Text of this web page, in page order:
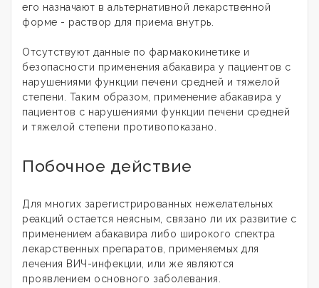
его назначают в альтернативной лекарственной
форме - раствор для приема внутрь.
Отсутствуют данные по фармакокинетике и
безопасности применения абакавира у пациентов с
нарушениями функции печени средней и тяжелой
степени. Таким образом, применение абакавира у
пациентов с нарушениями функции печени средней
и тяжелой степени противопоказано.
Побочное действие
Для многих зарегистрированных нежелательных
реакций остается неясным, связано ли их развитие с
применением абакавира либо широкого спектра
лекарственных препаратов, применяемых для
лечения ВИЧ-инфекции, или же являются
проявлением основного заболевания.